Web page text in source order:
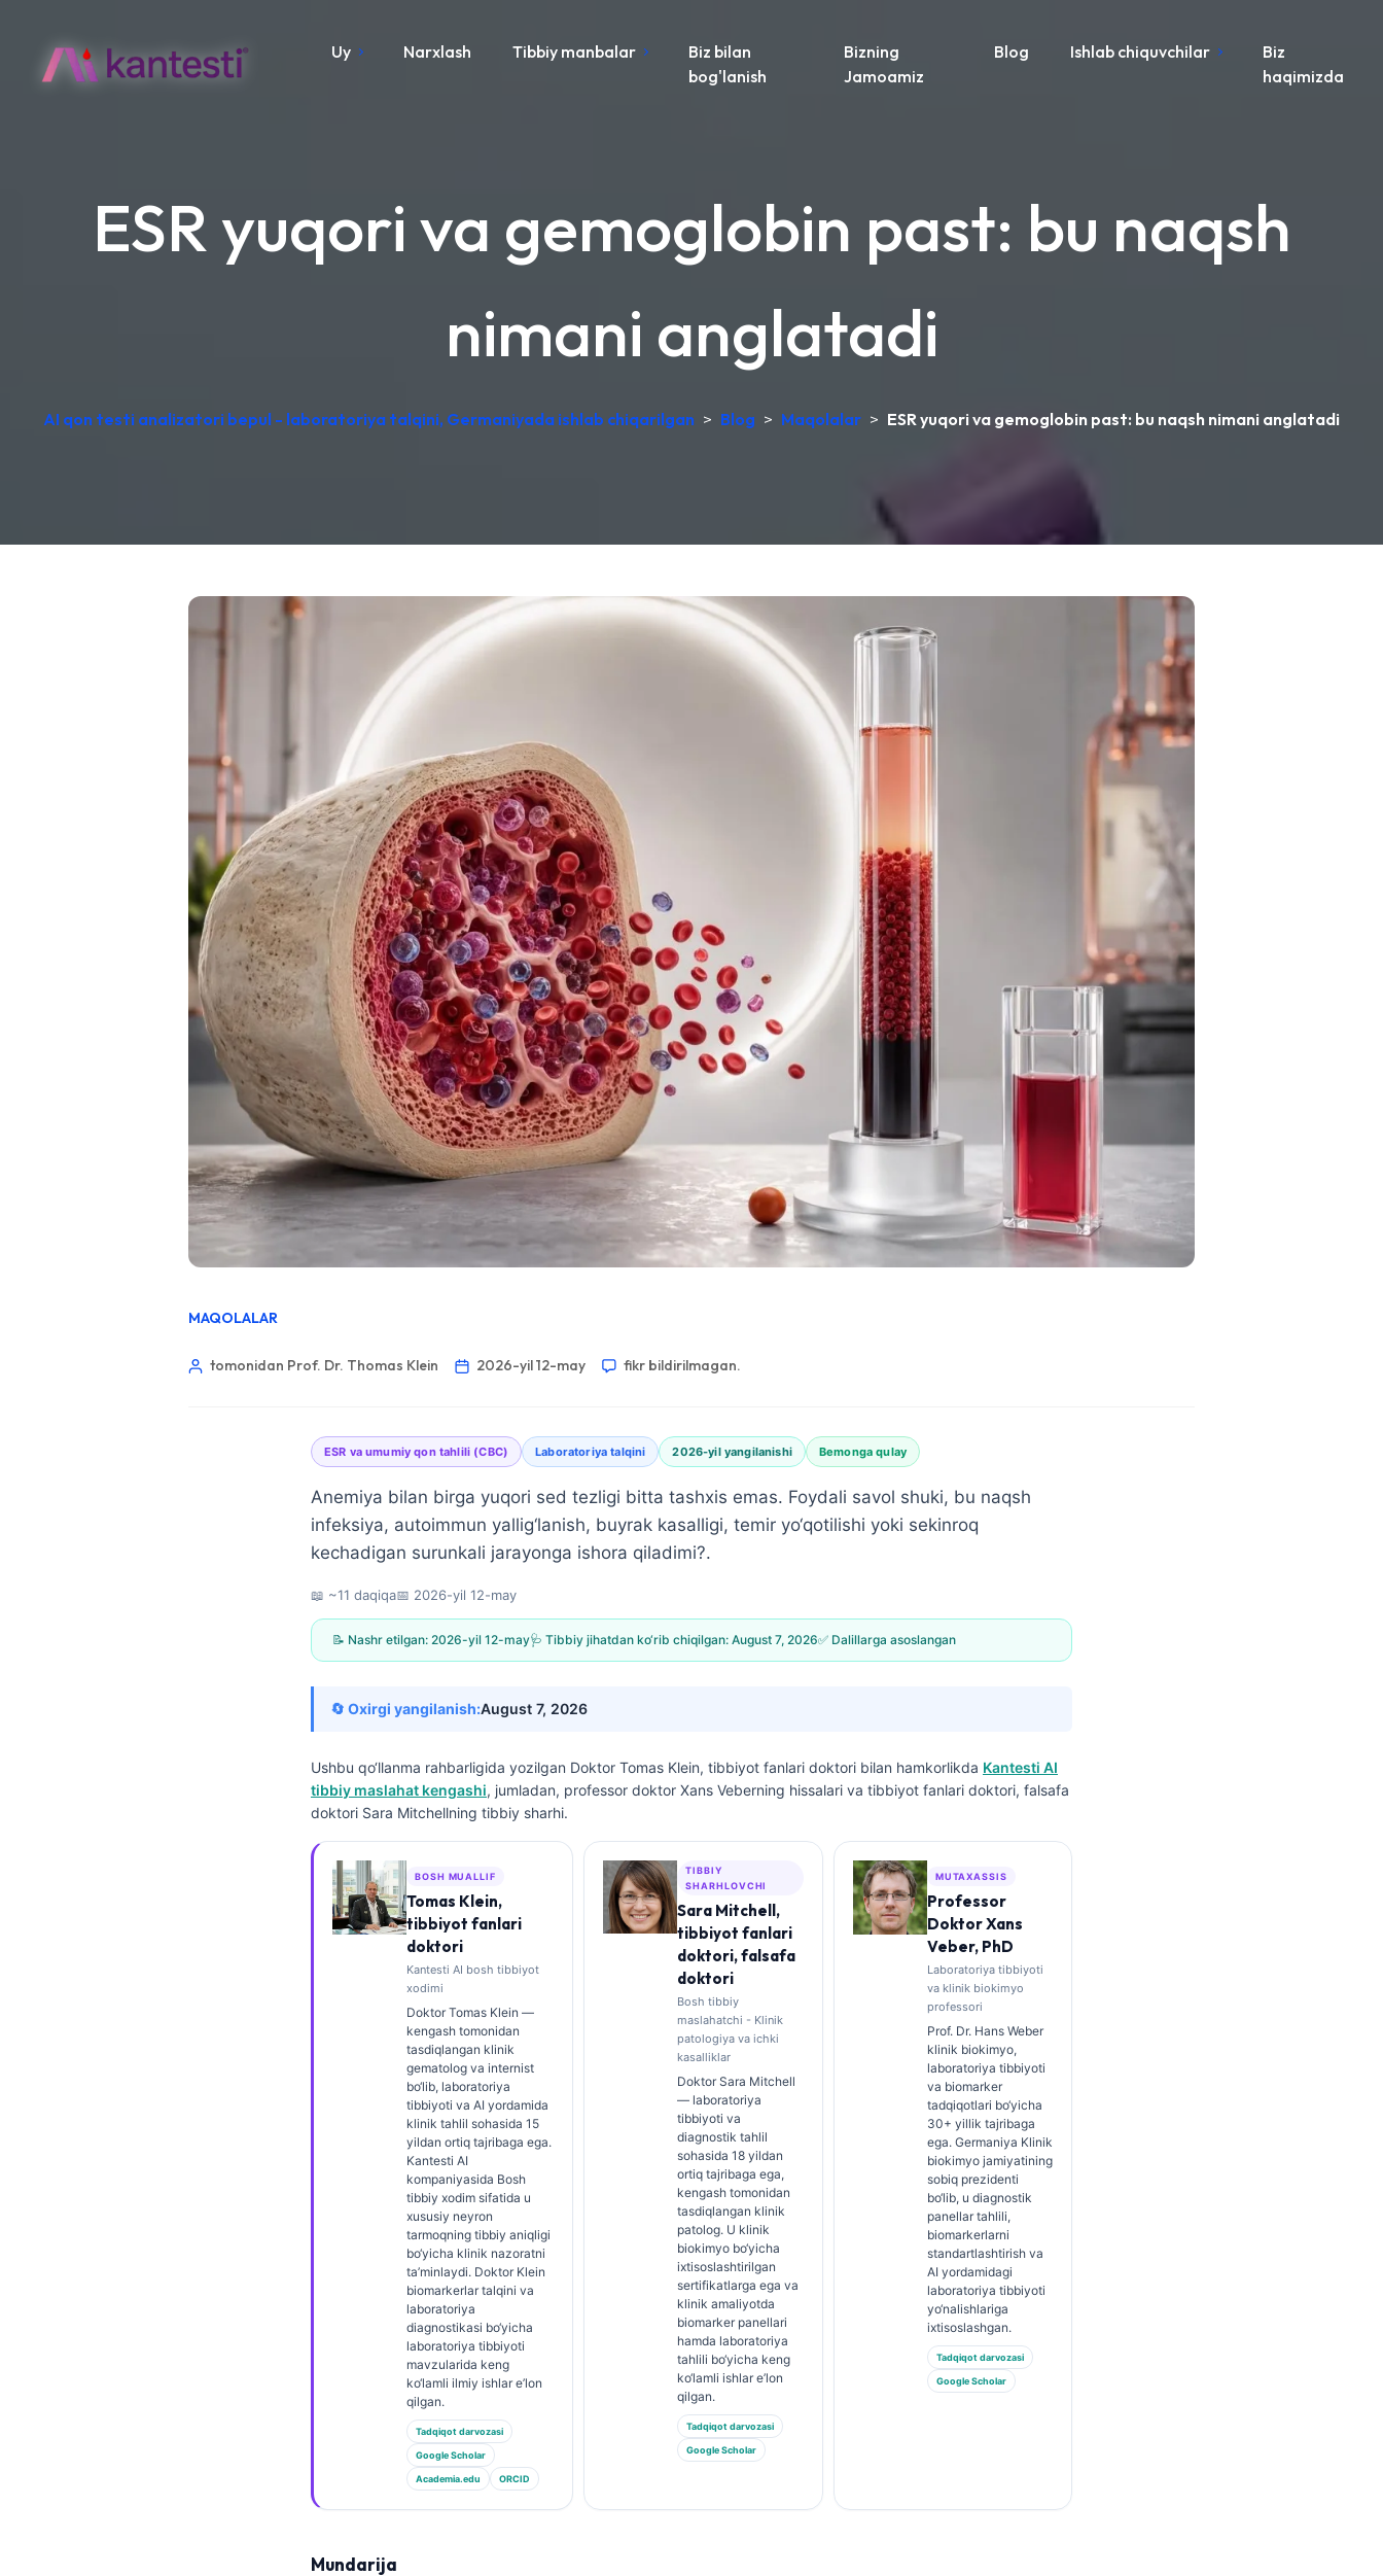
Uy Narxlash Tibbiy manbalar
Biz bilan
bog'lanish
Bizning
Jamoamiz
Blog Ishlab chiquvchilar
Biz
haqimizda
ESR yuqori va gemoglobin past: bu naqsh
nimani anglatadi
AI qon testi analizatori bepul - laboratoriya talqini, Germaniyada ishlab chiqarilgan > Blog > Maqolalar > ESR yuqori va gemoglobin past: bu naqsh nimani anglatadi
MAQOLALAR
tomonidan Prof. Dr. Thomas Klein 2026-yil 12-may fikr bildirilmagan.
ESR va umumiy qon tahlili (CBC) Laboratoriya talqini 2026-yil yangilanishi Bemonga qulay
Anemiya bilan birga yuqori sed tezligi bitta tashxis emas. Foydali savol shuki, bu naqsh
infeksiya, autoimmun yallig‘lanish, buyrak kasalligi, temir yo‘qotilishi yoki sekinroq
kechadigan surunkali jarayonga ishora qiladimi?.
📖 ~11 daqiqa📅 2026-yil 12-may
📝 Nashr etilgan: 2026-yil 12-may🩺 Tibbiy jihatdan ko‘rib chiqilgan: August 7, 2026✅ Dalillarga asoslangan
🔄 Oxirgi yangilanish:August 7, 2026
Ushbu qo‘llanma rahbarligida yozilgan Doktor Tomas Klein, tibbiyot fanlari doktori bilan hamkorlikda Kantesti AI
tibbiy maslahat kengashi, jumladan, professor doktor Xans Veberning hissalari va tibbiyot fanlari doktori, falsafa
doktori Sara Mitchellning tibbiy sharhi.
BOSH MUALLIF
Tomas Klein,
tibbiyot fanlari
doktori
Kantesti AI bosh tibbiyot
xodimi
Doktor Tomas Klein —
kengash tomonidan
tasdiqlangan klinik
gematolog va internist
bo‘lib, laboratoriya
tibbiyoti va AI yordamida
klinik tahlil sohasida 15
yildan ortiq tajribaga ega.
Kantesti AI
kompaniyasida Bosh
tibbiy xodim sifatida u
xususiy neyron
tarmoqning tibbiy aniqligi
bo‘yicha klinik nazoratni
ta’minlaydi. Doktor Klein
biomarkerlar talqini va
laboratoriya
diagnostikasi bo‘yicha
laboratoriya tibbiyoti
mavzularida keng
ko‘lamli ilmiy ishlar e’lon
qilgan.
Tadqiqot darvozasi
Google Scholar
Academia.edu ORCID
TIBBIY
SHARHLOVCHI
Sara Mitchell,
tibbiyot fanlari
doktori, falsafa
doktori
Bosh tibbiy
maslahatchi - Klinik
patologiya va ichki
kasalliklar
Doktor Sara Mitchell
— laboratoriya
tibbiyoti va
diagnostik tahlil
sohasida 18 yildan
ortiq tajribaga ega,
kengash tomonidan
tasdiqlangan klinik
patolog. U klinik
biokimyo bo‘yicha
ixtisoslashtirilgan
sertifikatlarga ega va
klinik amaliyotda
biomarker panellari
hamda laboratoriya
tahlili bo‘yicha keng
ko‘lamli ishlar e’lon
qilgan.
Tadqiqot darvozasi
Google Scholar
MUTAXASSIS
Professor
Doktor Xans
Veber, PhD
Laboratoriya tibbiyoti
va klinik biokimyo
professori
Prof. Dr. Hans Weber
klinik biokimyo,
laboratoriya tibbiyoti
va biomarker
tadqiqotlari bo‘yicha
30+ yillik tajribaga
ega. Germaniya Klinik
biokimyo jamiyatining
sobiq prezidenti
bo‘lib, u diagnostik
panellar tahlili,
biomarkerlarni
standartlashtirish va
AI yordamidagi
laboratoriya tibbiyoti
yo‘nalishlariga
ixtisoslashgan.
Tadqiqot darvozasi
Google Scholar
Mundarija